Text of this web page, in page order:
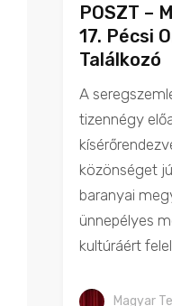
POSZT –
17. Pécsi
Találkozó
A
tizennégy
közönséget
baranyai
ünnepélyes
kultúráért
Magyar